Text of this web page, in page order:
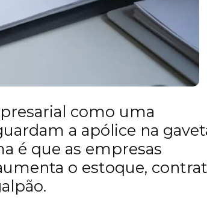
como uma
a apólice na
é que as empresas
o estoque,